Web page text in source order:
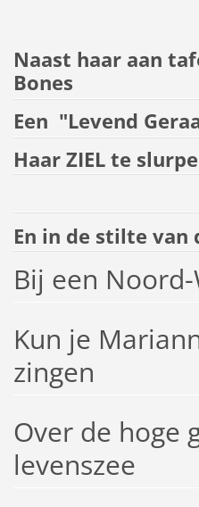
Naast haar aan
Bones
Een "Levend
Haar ZIEL te
En in de stilte van
Bij een
Kun je
zingen
Over de hoge
levenszee